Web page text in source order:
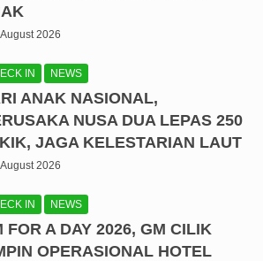
2026
IN NEWS
ANAK NASIONAL,
NUSA DUA LEPAS 250
JAGA KELESTARIAN LAUT
2026
IN NEWS
FOR A DAY 2026, GM CILIK
OPERASIONAL HOTEL